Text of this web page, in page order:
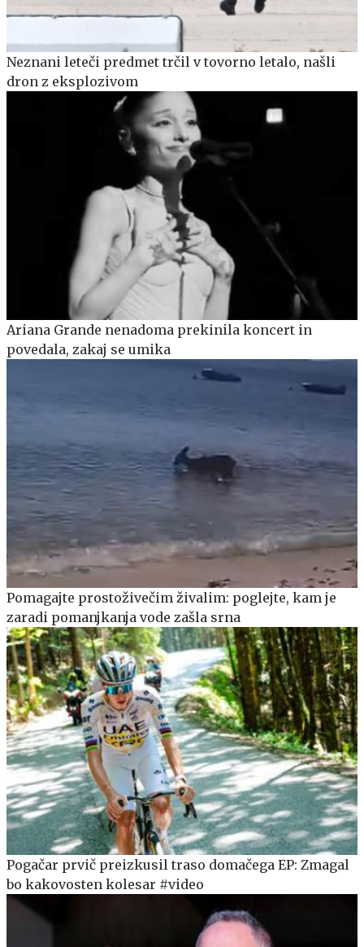
Neznani leteči predmet trčil v tovorno letalo, našli
dron z eksplozivom
Ariana Grande nenadoma prekinila koncert in
povedala, zakaj se umika
Pomagajte prostoživečim živalim: poglejte, kam je
zaradi pomanjkanja vode zašla srna
Pogačar prvič preizkusil traso domačega EP: Zmagal
bo kakovosten kolesar #video